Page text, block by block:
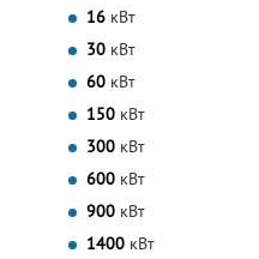
16 кВт
30 кВт
60 кВт
150 кВт
300 кВт
600 кВт
900 кВт
1400 кВт